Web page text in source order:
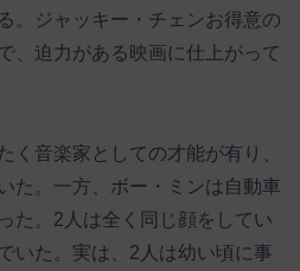
。ジャッキー・チェンお得意の
、迫力がある映画に仕上がって
く音楽家としての才能が有り、
た。一方、ボー・ミンは自動車
た。2人は全く同じ顔をしてい
いた。実は、2人は幼い頃に事